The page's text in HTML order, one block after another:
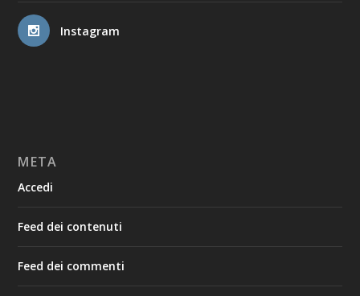
Instagram
META
Accedi
Feed dei contenuti
Feed dei commenti